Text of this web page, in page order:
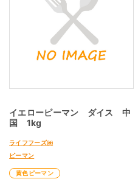
イエローピーマン ダイス 中
国 1kg
ライフフーズ㈱
ピーマン
黄色ピーマン